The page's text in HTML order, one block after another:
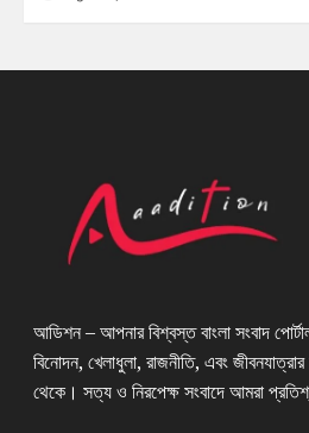
আডিশন – আপনার বিশ্বস্ত বাংলা সংবাদ
বিনোদন, খেলাধুলা, রাজনীতি, এবং
থেকে। সত্য ও নিরপেক্ষ সংবাদে আমরা